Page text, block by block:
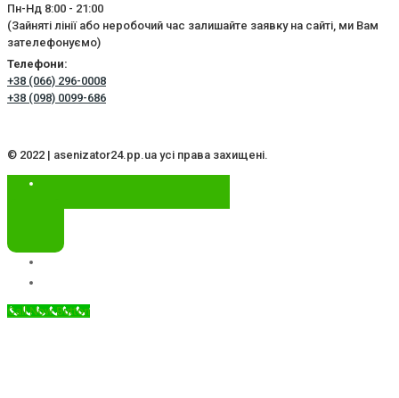
Пн-Нд 8:00 - 21:00
(Зайняті лінії або неробочий час залишайте заявку на сайті, ми Вам
зателефонуємо)
Телефони:
+38 (066) 296-0008
+38 (098) 0099-686
© 2022 | asenizator24.pp.ua усі права захищені.
Call Now Button